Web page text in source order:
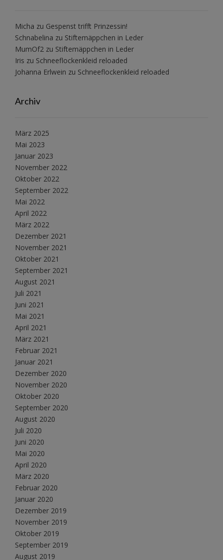
Micha zu Gespenst trifft Prinzessin!
Schnabelina zu Stiftemäppchen in Leder
MumOf2 zu Stiftemäppchen in Leder
Iris zu Schneeflockenkleid reloaded
Johanna Erlwein zu Schneeflockenkleid reloaded
Archiv
März 2025
Mai 2023
Januar 2023
November 2022
Oktober 2022
September 2022
Mai 2022
April 2022
März 2022
Dezember 2021
November 2021
Oktober 2021
September 2021
August 2021
Juli 2021
Juni 2021
Mai 2021
April 2021
März 2021
Februar 2021
Januar 2021
Dezember 2020
November 2020
Oktober 2020
September 2020
August 2020
Juli 2020
Juni 2020
Mai 2020
April 2020
März 2020
Februar 2020
Januar 2020
Dezember 2019
November 2019
Oktober 2019
September 2019
August 2019